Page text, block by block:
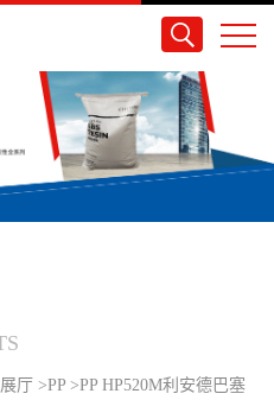
厅 >PP >PP HP520M利安德巴塞